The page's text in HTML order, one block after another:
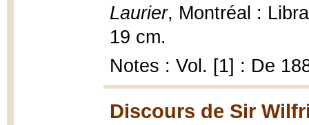
Laurier, Montréal :
19 cm.
Notes : Vol. [1] : De
Discours de Sir